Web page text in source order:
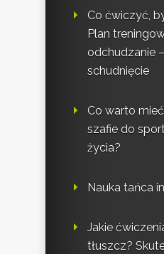
Co ćwiczyć,
Plan
odchudzanie
schudnięcie
Co warto
szafie do
życia?
Nauka tańca
Jakie
tłuszcz?